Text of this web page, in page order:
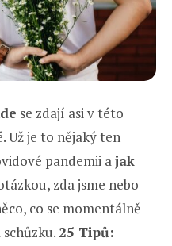
se zdají asi v této
Už je to nějaký ten
pandemii ajak
zda jsme nebo
co se momentálně
25 Tipů: